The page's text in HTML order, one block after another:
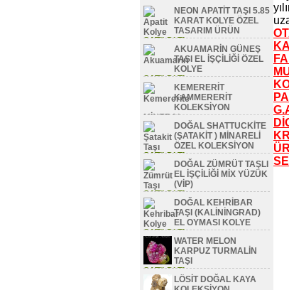
SATILDI TL
NEON APATİT TAŞI 5.85
KARAT KOLYE ÖZEL
TASARIM ÜRÜN
SATILDI TL
AKUAMARİN GÜNEŞ
TAŞI EL İŞÇİLİĞİ ÖZEL
KOLYE
SATILDI TL
KEMERERİT
KAMMERERİT
KOLEKSİYON
MİNERAL
SATILDI TLDOĞAL SHATTUCKİTE
(ŞATAKİT ) MİNARELİ
ÖZEL KOLEKSİYON
SATILDI TL
DOĞAL ZÜMRÜT TAŞLI
EL İŞÇİLİĞİ MİX YÜZÜK
(VİP)
SATILDI TL
DOĞAL KEHRİBAR
TAŞI (KALİNİNGRAD)
EL OYMASI KOLYE
SATILDI TL
WATER MELON
KARPUZ TURMALİN
TAŞI
SATILDI TL
LÖSİT DOĞAL KAYA